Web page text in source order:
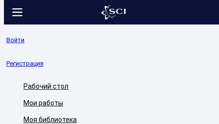
Войти
Регистрация
Рабочий стол
Мои работы
Моя библиотека